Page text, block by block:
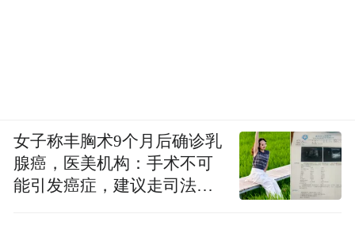
女子称丰胸术9个月后确诊乳
腺癌，医美机构：手术不可
能引发癌症，建议走司法途